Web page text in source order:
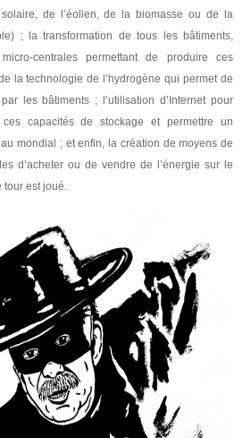
de l’éolien, de la biomasse ou de la
; la transformation de tous les bâtiments,
centrales permettant de produire ces
la technologie de l’hydrogène qui permet de
les bâtiments ; l’utilisation d’Internet pour
capacités de stockage et permettre un
mondial ; et enfin, la création de moyens de
d’acheter ou de vendre de l’énergie sur le
tour est joué.